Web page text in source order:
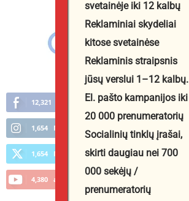
12,321
1,654 Последователи
1,654 Последователи
4,380 абонати
svetainėje iki 12 kalbų
Reklaminiai skydeliai
kitose svetainėse
Reklaminis straipsnis
jūsų verslui 1–12 kalbų.
El. pašto kampanijos iki
20 000 prenumeratorių
Socialinių tinklų įrašai,
skirti daugiau nei 700
000 sekėjų /
prenumeratorių